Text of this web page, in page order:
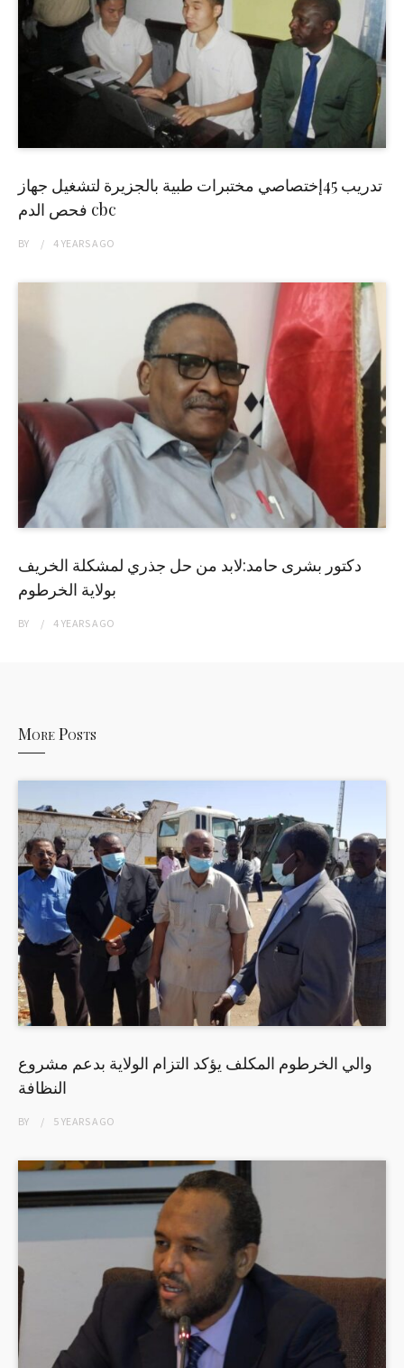
تدريب 45إختصاصي مختبرات طبية بالجزيرة لتشغيل جهاز
فحص الدم cbc
BY 4 YEARSAGO
دكتور بشرى حامد:لابد من حل جذري لمشكلة الخريف
بولاية الخرطوم
BY 4 YEARSAGO
More Posts
والي الخرطوم المكلف يؤكد التزام الولاية بدعم مشروع
النظافة
BY 5 YEARSAGO